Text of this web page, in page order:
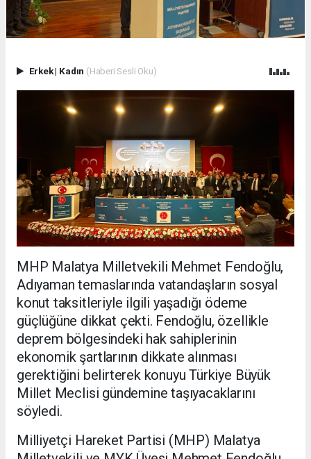
Erkek| Kadın (Haberi Sesli Oku)
MHP Malatya Milletvekili Mehmet Fendoğlu,
Adıyaman temaslarında vatandaşların sosyal
konut taksitleriyle ilgili yaşadığı ödeme
güçlüğüne dikkat çekti. Fendoğlu, özellikle
deprem bölgesindeki hak sahiplerinin
ekonomik şartlarının dikkate alınması
gerektiğini belirterek konuyu Türkiye Büyük
Millet Meclisi gündemine taşıyacaklarını
söyledi.
Milliyetçi Hareket Partisi (MHP) Malatya